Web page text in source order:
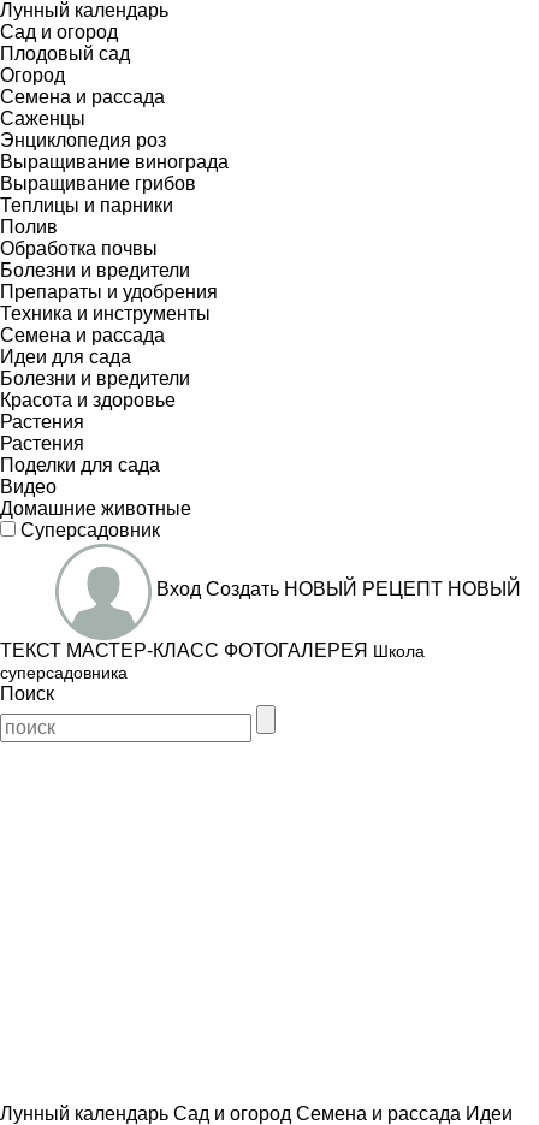
Лунный календарь
Сад и огород
Плодовый сад
Огород
Семена и рассада
Саженцы
Энциклопедия роз
Выращивание винограда
Выращивание грибов
Теплицы и парники
Полив
Обработка почвы
Болезни и вредители
Препараты и удобрения
Техника и инструменты
Семена и рассада
Идеи для сада
Болезни и вредители
Красота и здоровье
Растения
Растения
Поделки для сада
Видео
Домашние животные
Суперсадовник
Вход Создать НОВЫЙ РЕЦЕПТ НОВЫЙ
ТЕКСТ МАСТЕР-КЛАСС ФОТОГАЛЕРЕЯ Школа
суперсадовника
Поиск
Лунный календарь Сад и огород Семена и рассада Идеи